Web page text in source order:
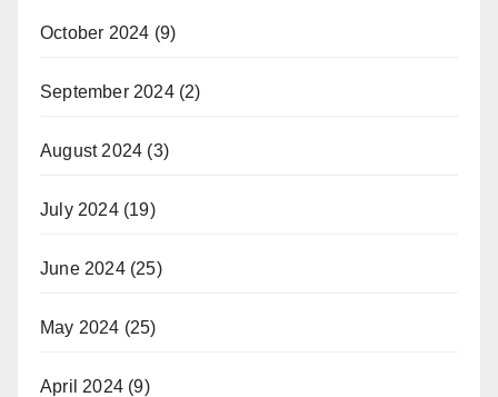
October 2024 (9)
September 2024(2)
August 2024 (3)
July 2024(19)
June 2024(25)
May 2024 (25)
April 2024 (9)